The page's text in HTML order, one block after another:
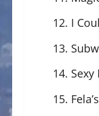
12. I
13.
14.
15.